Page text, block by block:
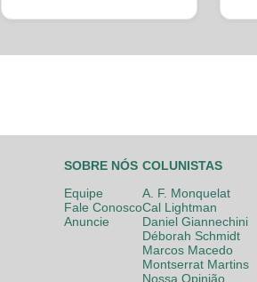
SOBRE NÓS
Equipe
Fale Conosco
Anuncie
COLUNISTAS
A. F. Monquelat
Cal Lightman
Daniel Giannechini
Déborah Schmidt
Marcos Macedo
Montserrat Martins
Nossa Opinião